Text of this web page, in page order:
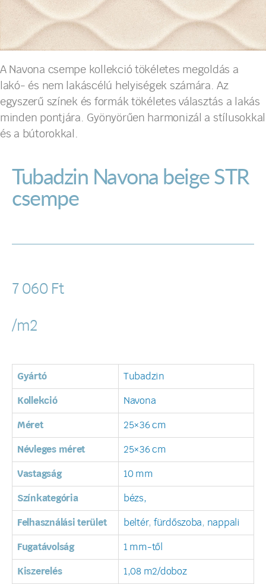
A Navona csempe kollekció tökéletes megoldás a
lakó- és nem lakáscélú helyiségek számára. Az
egyszerű színek és formák tökéletes választás a lakás
minden pontjára. Gyönyörűen harmonizál a stílusokkal
és a bútorokkal.
Tubadzin Navona beige STR
csempe
7 060 Ft
/m2
Gyártó Tubadzin
Kollekció Navona
Méret 25×36 cm
Névleges méret 25×36 cm
Vastagság 10 mm
Színkategória bézs,
Felhasználási terület beltér, fürdőszoba, nappali
Fugatávolság 1 mm-től
Kiszerelés 1,08 m2/doboz